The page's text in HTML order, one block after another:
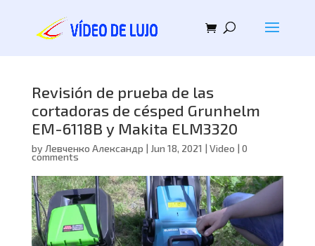
Revisión de prueba de las
cortadoras de césped Grunhelm
EM-6118B y Makita ELM3320
by Левченко Александр | Jun 18, 2021 | Video | 0
comments